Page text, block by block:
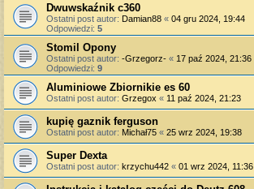
Dwuwskaźnik c360
Ostatni post autor: Damian88 « 04 gru 2024, 19:44
Odpowiedzi: 5
Stomil Opony
Ostatni post autor: -Grzegorz- « 17 paź 2024, 21:36
Odpowiedzi: 9
Aluminiowe Zbiornikie es 60
Ostatni post autor: Grzegox « 11 paź 2024, 21:23
kupię gaznik ferguson
Ostatni post autor: Michał75 « 25 wrz 2024, 19:38
Super Dexta
Ostatni post autor: krzychu442 « 01 wrz 2024, 11:36